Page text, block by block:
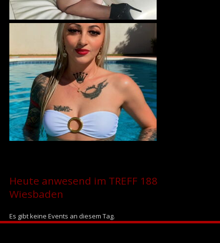
Heute anwesend im TREFF 188
Wiesbaden
Es gibt keine Events an diesem Tag.